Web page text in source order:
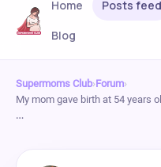
Home Posts feed
Blog
Supermoms Club›Forum›
My mom gave birth at 54 years
…